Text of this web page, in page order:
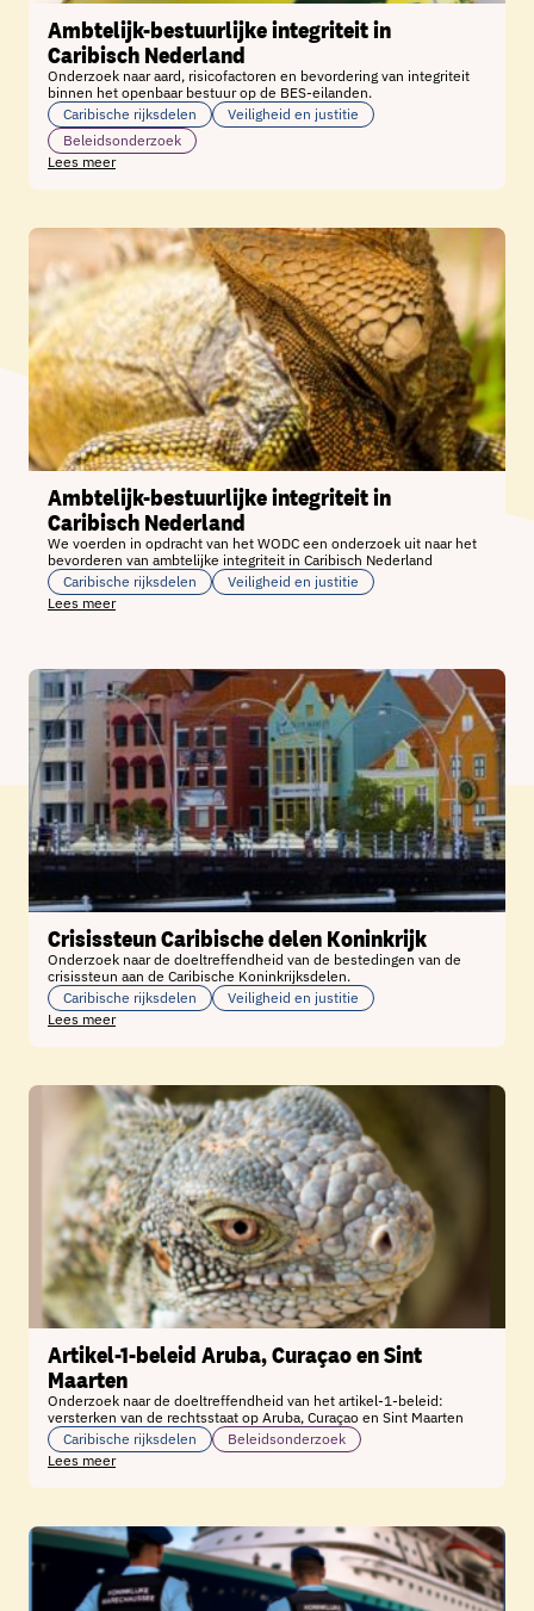
Ambtelijk-bestuurlijke integriteit in
Caribisch Nederland
Onderzoek naar aard, risicofactoren en bevordering van integriteit
binnen het openbaar bestuur op de BES-eilanden.
Caribische rijksdelen
Veiligheid en justitie
Beleidsonderzoek
Lees meer
Ambtelijk-bestuurlijke integriteit in
Caribisch Nederland
We voerden in opdracht van het WODC een onderzoek uit naar het
bevorderen van ambtelijke integriteit in Caribisch Nederland
Caribische rijksdelen
Veiligheid en justitie
Lees meer
Crisissteun Caribische delen Koninkrijk
Onderzoek naar de doeltreffendheid van de bestedingen van de
crisissteun aan de Caribische Koninkrijksdelen.
Caribische rijksdelen
Veiligheid en justitie
Lees meer
Artikel-1-beleid Aruba, Curaçao en Sint
Maarten
Onderzoek naar de doeltreffendheid van het artikel-1-beleid:
versterken van de rechtsstaat op Aruba, Curaçao en Sint Maarten
Caribische rijksdelen
Beleidsonderzoek
Lees meer